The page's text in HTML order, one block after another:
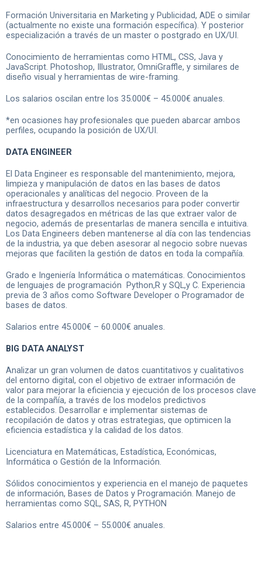
Formación Universitaria en Marketing y Publicidad, ADE o similar
(actualmente no existe una formación específica). Y posterior
especialización a través de un master o postgrado en UX/UI.
Conocimiento de herramientas como HTML, CSS, Java y
JavaScript. Photoshop, Illustrator, OmniGraffle, y similares de
diseño visual y herramientas de wire-framing.
Los salarios oscilan entre los 35.000€ – 45.000€ anuales.
*en ocasiones hay profesionales que pueden abarcar ambos
perfiles, ocupando la posición de UX/UI.
DATA ENGINEER
El Data Engineer es responsable del mantenimiento, mejora,
limpieza y manipulación de datos en las bases de datos
operacionales y analíticas del negocio. Proveen de la
infraestructura y desarrollos necesarios para poder convertir
datos desagregados en métricas de las que extraer valor de
negocio, además de presentarlas de manera sencilla e intuitiva.
Los Data Engineers deben mantenerse al día con las tendencias
de la industria, ya que deben asesorar al negocio sobre nuevas
mejoras que faciliten la gestión de datos en toda la compañía.
Grado e Ingeniería Informática o matemáticas. Conocimientos
de lenguajes de programación
Python,R y SQL,y C. Experiencia
previa de 3 años como Software Developer o Programador de
bases de datos.
Salarios entre 45.000€ – 60.000€ anuales.
BIG DATA ANALYST
Analizar un gran volumen de datos cuantitativos y cualitativos
del entorno digital, con el objetivo de extraer información de
valor para mejorar la eficiencia y ejecución de los procesos clave
de la compañía, a través de los modelos predictivos
establecidos. Desarrollar e implementar sistemas de
recopilación de datos y otras estrategias, que optimicen la
eficiencia estadística y la calidad de los datos.
Licenciatura en Matemáticas, Estadística, Económicas,
Informática o Gestión de la Información.
Sólidos conocimientos y experiencia en el manejo de paquetes
de información, Bases de Datos y Programación. Manejo de
herramientas como SQL, SAS, R, PYTHON
Salarios entre 45.000€ – 55.000€ anuales.